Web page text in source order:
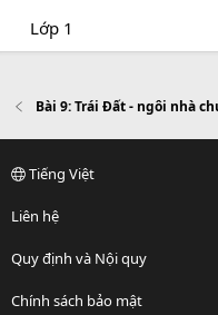
Lớp 1
Bài 9: Trái Đất - ngôi nhà
Tiếng Việt
Liên hệ
Quy định và Nội quy
Chính sách bảo mật